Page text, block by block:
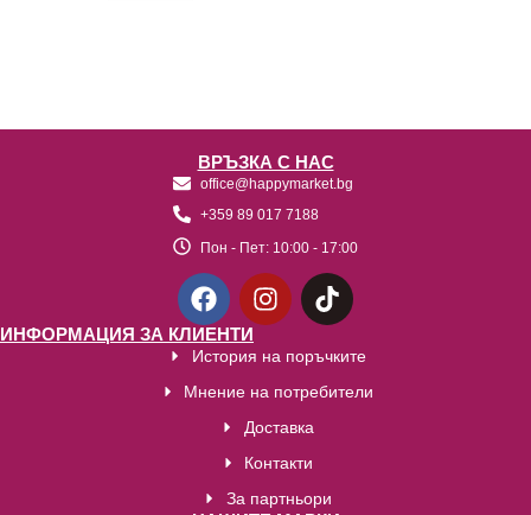
ВРЪЗКА С НАС
office@happymarket.bg
+359 89 017 7188
Пон - Пет: 10:00 - 17:00
ИНФОРМАЦИЯ ЗА КЛИЕНТИ
История на поръчките
Мнение на потребители
Доставка
Контакти
За партньори